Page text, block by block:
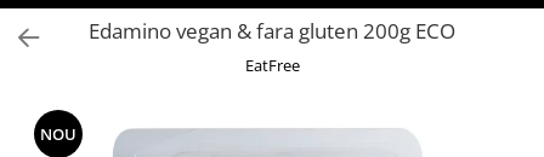
NUCI ȘI SEMINȚE
FRUCTE DESHIDRATATE
FRUCTE LA CONSERVĂ
OȚETURI ȘI SOSURI
Edamino vegan & fara gluten 200g ECO
EatFree
NOU